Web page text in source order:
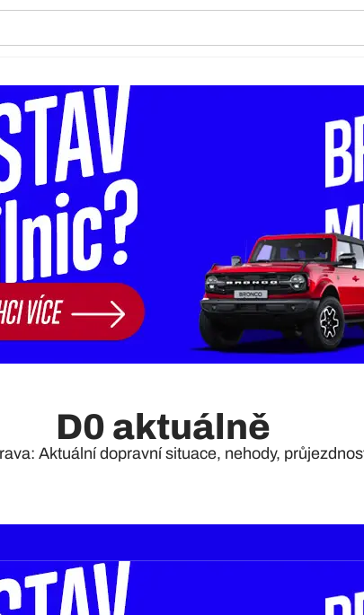
D0 aktuálně
Aktuální dopravní situace, nehody,